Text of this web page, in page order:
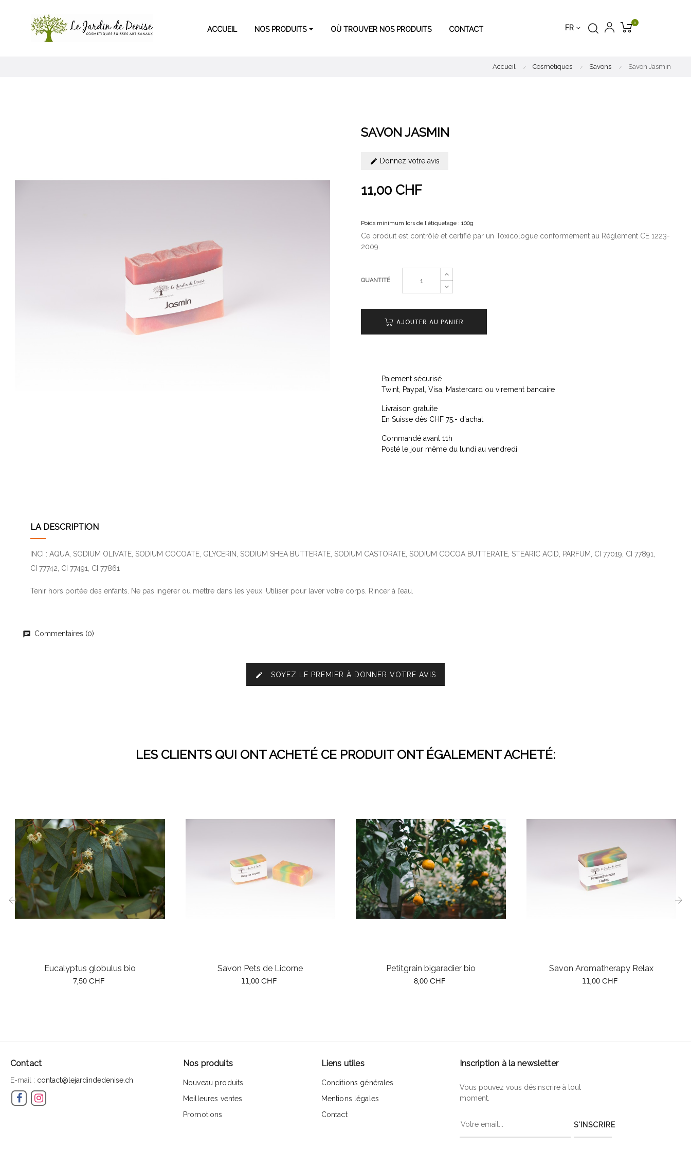
ACCUEIL NOS PRODUITS OÙ TROUVER NOS PRODUITS CONTACT
0
FR
Accueil Cosmétiques Savons Savon Jasmin
SAVON JASMIN
Donnez votre avis
11,00 CHF
Poids minimum lors de l'étiquetage : 100g
Ce produit est contrôlé et certifié par un Toxicologue conformément au Règlement CE 1223-
2009.
QUANTITÉ
AJOUTER AU PANIER
Paiement sécurisé
Twint, Paypal, Visa, Mastercard ou virement bancaire
Livraison gratuite
En Suisse dès CHF 75.- d'achat
Commandé avant 11h
Posté le jour même du lundi au vendredi
LA DESCRIPTION
INCI : AQUA, SODIUM OLIVATE, SODIUM COCOATE, GLYCERIN, SODIUM SHEA BUTTERATE, SODIUM CASTORATE, SODIUM COCOA BUTTERATE, STEARIC ACID, PARFUM, CI 77019, CI 77891,
CI 77742, CI 77491, CI 77861
Tenir hors portée des enfants. Ne pas ingérer ou mettre dans les yeux. Utiliser pour laver votre corps. Rincer à l’eau.
Commentaires (0)
edit SOYEZ LE PREMIER À DONNER VOTRE AVIS
LES CLIENTS QUI ONT ACHETÉ CE PRODUIT ONT ÉGALEMENT ACHETÉ:
Eucalyptus globulus bio
Prix
7,50 CHF
Savon Pets de Licorne
Prix
11,00 CHF
Petitgrain bigaradier bio
Prix
8,00 CHF
Savon Aromatherapy Relax
Prix
11,00 CHF
Contact
E-mail : contact@lejardindedenise.ch
Facebook
Nos produits
Nouveau produits
Meilleures ventes
Promotions
Liens utiles
Conditions générales
Mentions légales
Contact
Inscription à la newsletter
Vous pouvez vous désinscrire à tout
moment.
S'INSCRIRE